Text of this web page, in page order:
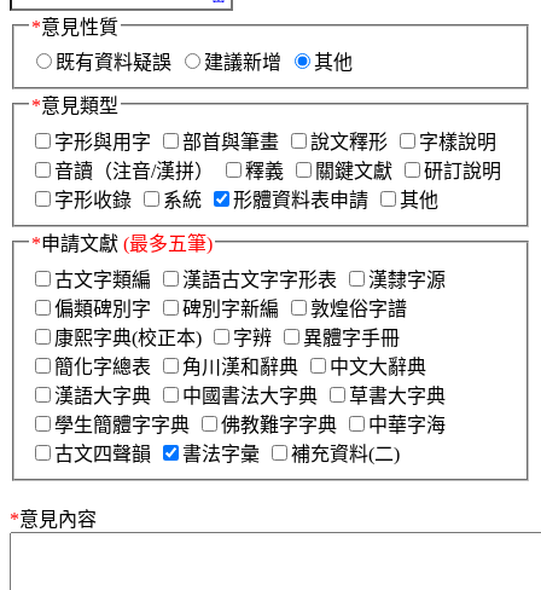
*意見性質
既有資料疑誤
建議新增 其他
*意見類型
字形與用字
部首與筆畫 說文釋形
字樣說明
音讀（注音/漢拼）
釋義 關鍵文獻
研訂說明
字形收錄
系統 形體資料表申請 其他
*申請文獻 (最多五筆)
古文字類編
漢語古文字字形表
漢隸字源
偏類碑別字
碑別字新編
敦煌俗字譜
康熙字典(校正本)
字辨
異體字手冊
簡化字總表
角川漢和辭典
中文大辭典
漢語大字典
中國書法大字典
草書大字典
學生簡體字字典
佛教難字字典
中華字海
古文四聲韻
書法字彙 補充資料(二)
*意見內容